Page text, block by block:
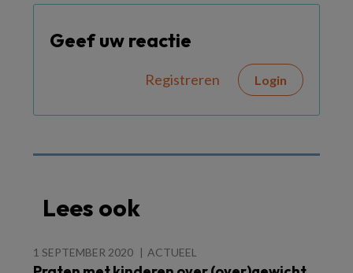
Geef uw reactie
Registreren Login
Lees ook
1 SEPTEMBER 2020 ACTUEEL